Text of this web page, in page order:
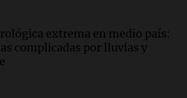
una leve baja en el costo
extrema en medio país:
complicadas por lluvias y